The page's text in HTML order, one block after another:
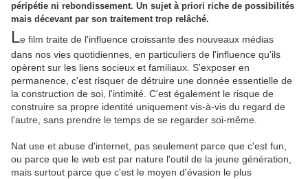
péripétie ni rebondissement. Un sujet à priori riche de possibilités
mais décevant par son traitement trop relâché.
Le film traite de l'influence croissante des nouveaux médias
dans nos vies quotidiennes, en particuliers de l'influence qu'ils
opèrent sur les liens socieux et familiaux. S'exposer en
permanence, c'est risquer de détruire une donnée essentielle de
la construction de soi, l'intimité. C'est également le risque de
construire sa propre identité uniquement vis-à-vis du regard de
l'autre, sans prendre le temps de se regarder soi-même.
Nat use et abuse d'internet, pas seulement parce que c'est fun,
ou parce que le web est par nature l'outil de la jeune génération,
mais surtout parce que c'est le moyen d'évasion le plus